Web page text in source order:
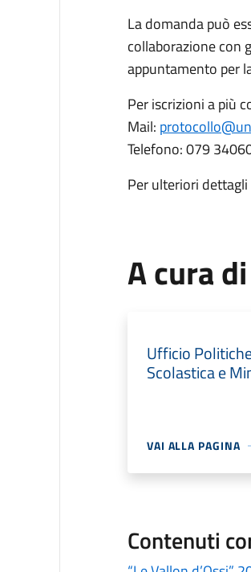
La domanda può
collaborazione con
appuntamento per
Per iscrizioni a più
Mail:
Telefono: 079
Per ulteriori
A cura di
Ufficio
Scolastica e
VAI ALLA PAGINA
Contenuti